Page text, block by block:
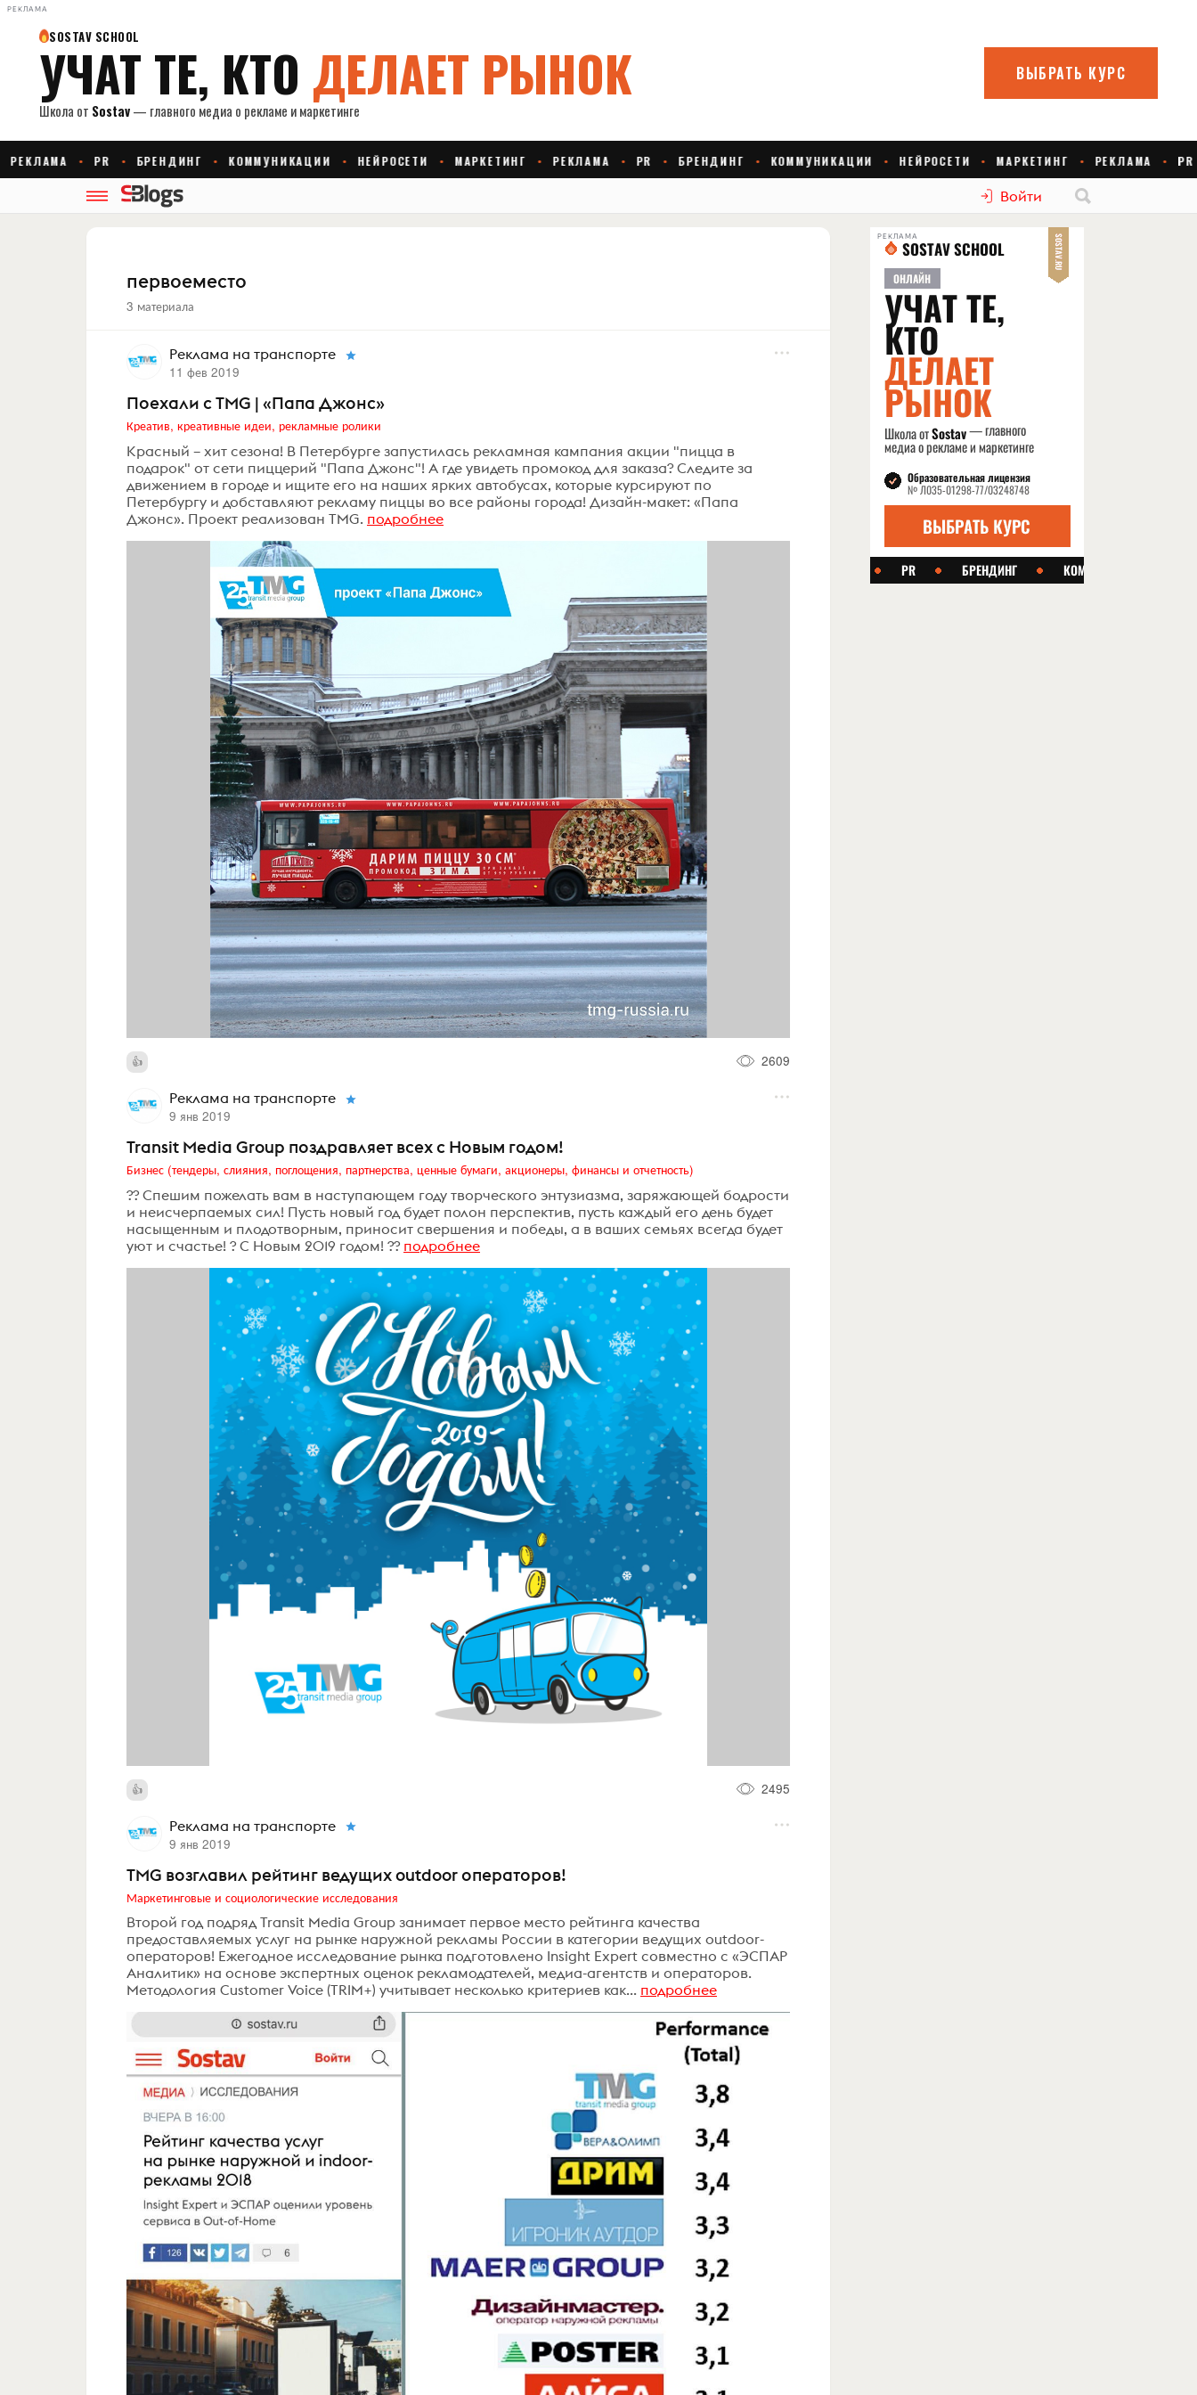
РЕКЛАМА
Войти
первоеместо
3 материала
Реклама на транспорте
11 фев 2019
Поехали с TMG | «Папа Джонс»
Креатив, креативные идеи, рекламные ролики
Красный – хит сезона! В Петербурге запустилась рекламная кампания акции "пицца в
подарок" от сети пиццерий "Папа Джонс"! А где увидеть промокод для заказа? Следите за
движением в городе и ищите его на наших ярких автобусах, которые курсируют по
Петербургу и добставляют рекламу пиццы во все районы города! Дизайн-макет: «Папа
Джонс». Проект реализован TMG. подробнее
2609
Реклама на транспорте
9 янв 2019
Transit Media Group поздравляет всех с Новым годом!
Бизнес (тендеры, слияния, поглощения, партнерства, ценные бумаги, акционеры, финансы и отчетность)
?? Спешим пожелать вам в наступающем году творческого энтузиазма, заряжающей бодрости
и неисчерпаемых сил! Пусть новый год будет полон перспектив, пусть каждый его день будет
насыщенным и плодотворным, приносит свершения и победы, а в ваших семьях всегда будет
уют и счастье! ? С Новым 2019 годом! ?? подробнее
2495
Реклама на транспорте
9 янв 2019
TMG возглавил рейтинг ведущих outdoor операторов!
Маркетинговые и социологические исследования
Второй год подряд Transit Media Group занимает первое место рейтинга качества
предоставляемых услуг на рынке наружной рекламы России в категории ведущих outdoor-
операторов! Ежегодное исследование рынка подготовлено Insight Expert совместно с «ЭСПАР
Аналитик» на основе экспертных оценок рекламодателей, медиа-агентств и операторов.
Методология Customer Voice (TRIM+) учитывает несколько критериев как... подробнее
РЕКЛАМА